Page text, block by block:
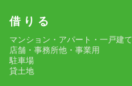
借 り る
マンション・アパート・一戸建て
店舗・事務所他・事業用
駐車場
貸土地